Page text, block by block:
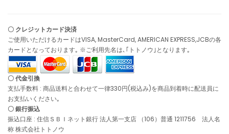
〇 クレジットカード決済
ご使用いただけるカードはVISA, MasterCard, AMERICAN EXPRESS,JCBの各
カードとなっております｡ ※ご利用先名は､｢トトノウ｣となります｡
〇 代金引換
支払手数料 : 商品送料と合わせて一律330円(税込み)を商品到着時に配送員に
お支払いください｡
〇 銀行振込
振込口座 : 住信ＳＢＩネット銀行 法人第一支店 （106）普通 1211756 法人名
称 株式会社トトノウ